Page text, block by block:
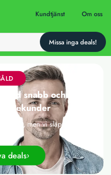
Kundtjänst Om oss
snabb och exakt
sekunder
gått ut, men vi släpper nya
deals